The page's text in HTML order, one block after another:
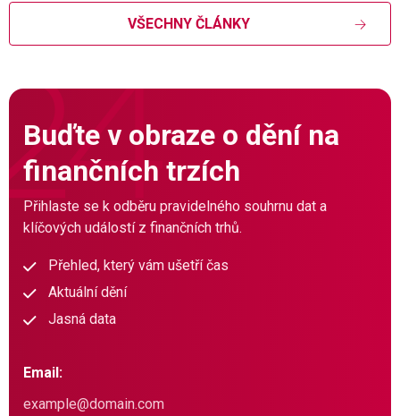
VŠECHNY ČLÁNKY
Buďte v obraze o dění na
finančních trzích
Přihlaste se k odběru pravidelného souhrnu dat a
klíčových událostí z finančních trhů.
Přehled, který vám ušetří čas
Aktuální dění
Jasná data
Email: